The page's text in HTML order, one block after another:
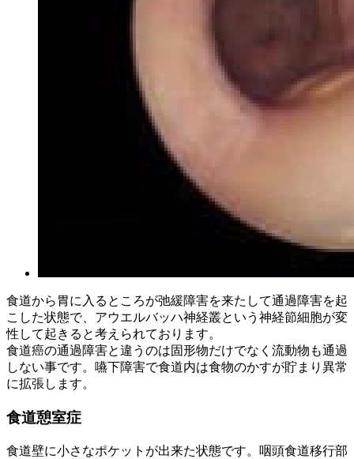
食道から胃に入るところが弛緩障害を来たして通過障害を起
こした状態で、アウエルバッハ神経叢という神経節細胞が変
性して起きると考えられております。
食道癌の通過障害と違うのは固形物だけでなく流動物も通過
しない事です。嚥下障害で食道内は食物のかすが貯まり異常
に拡張します。
食道憩室症
食道壁に小さなポケットが出来た状態です。咽頭食道移行部